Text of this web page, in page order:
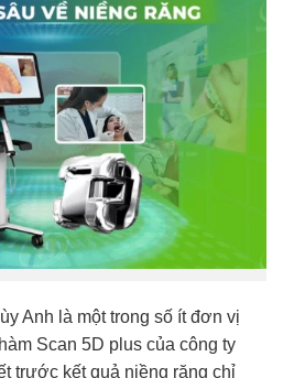
Anh là một trong số ít đơn vị
Scan 5D plus của công ty
trước kết quả niềng răng chỉ